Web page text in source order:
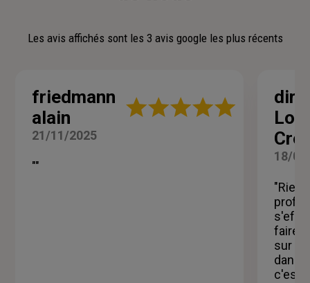
Les avis affichés sont les 3 avis google les plus récents
friedmann
alain
Note
21/11/2025
""
18/
"Rien
faire
sur
dans
c'est